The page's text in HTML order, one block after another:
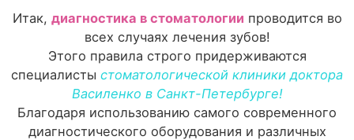
Итак, диагностика в стоматологии проводится во
всех случаях лечения зубов!
Этого правила строго придерживаются
специалисты стоматологической клиники доктора
Василенко в Санкт-Петербурге!
Благодаря использованию самого современного
диагностического оборудования и различных